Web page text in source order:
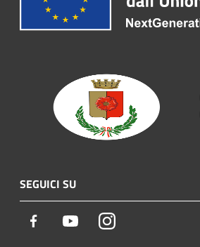
SEGUICI SU
Facebook YoutubeInstagram